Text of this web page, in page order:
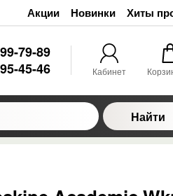
Акции Новинки Хиты
79-89
45-46
Кабинет
Найти